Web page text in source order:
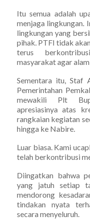
Itu semua adalah
menjaga lingkungan.
lingkungan yang
pihak. PTFI tidak
terus
masyarakat agar
Sementara itu, Staf
Pemerintahan
mewakili Plt
apresiasinya atas
rangkaian kegiatan
hingga ke Nabire.
Luar biasa. Kami
telah berkontribusi
Diingatkan bahwa
yang jatuh setiap
mendorong
tindakan nyata
secara menyeluruh.